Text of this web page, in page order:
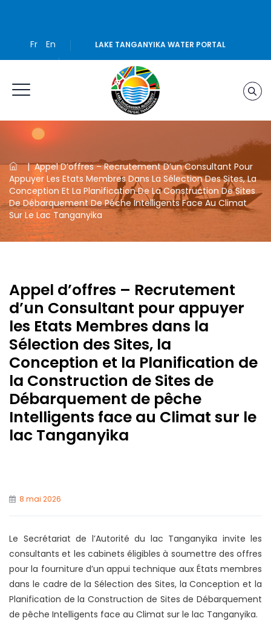
Fr En LAKE TANGANYIKA WATER PORTAL
|Appel D’offres – Recrutement D’un Consultant Pour
Appuyer Les Etats Membres Dans La Sélection Des Sites, La
Conception Et La Planification De La Construction De Sites
De Débarquement De Pêche Intelligents Face Au Climat
Sur Le Lac Tanganyika
Appel d’offres – Recrutement
d’un Consultant pour appuyer
les Etats Membres dans la
Sélection des Sites, la
Conception et la Planification de
la Construction de Sites de
Débarquement de pêche
Intelligents face au Climat sur le
lac Tanganyika
8 mai 2026
Le Secrétariat de l’Autorité du lac Tanganyika invite les
consultants et les cabinets éligibles à soumettre des offres
pour la fourniture d’un appui technique aux États membres
dans le cadre de la Sélection des Sites, la Conception et la
Planification de la Construction de Sites de Débarquement
de pêche Intelligents face au Climat sur le lac Tanganyika.